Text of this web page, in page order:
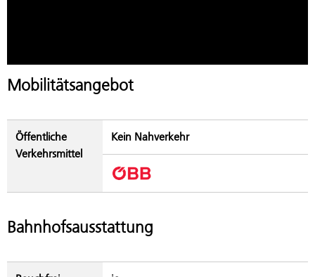
Mobilitätsangebot
Öffentliche
Verkehrsmittel
Kein Nahverkehr
Bahnhofsausstattung